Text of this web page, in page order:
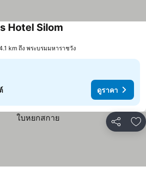
Hotel Silom
km ถึง พระบรมมหาราชวัง
ดูราคา
แชร์ เ